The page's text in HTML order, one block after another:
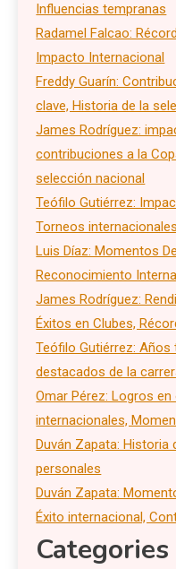
Influencias tempranas
Radamel Falcao:
Impacto Internacional
Freddy Guarín:
clave, Historia de la
James Rodríguez:
contribuciones a la
selección nacional
Teófilo Gutiérrez:
Torneos
Luis Díaz: Momentos
Reconocimiento
James Rodríguez:
Éxitos en Clubes,
Teófilo Gutiérrez:
destacados de la
Omar Pérez: Logros
internacionales,
Duván Zapata: Historia
personales
Duván Zapata:
Éxito internacional,
Categories